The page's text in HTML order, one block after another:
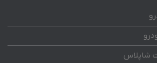
شاپلاس